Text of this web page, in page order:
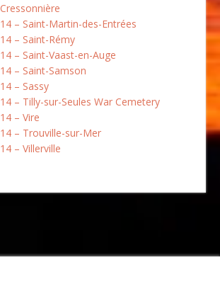
Cressonnière
14 – Saint-Martin-des-Entrées
14 – Saint-Rémy
14 – Saint-Vaast-en-Auge
14 – Saint-Samson
14 – Sassy
14 – Tilly-sur-Seules War Cemetery
14 – Vire
14 – Trouville-sur-Mer
14 – Villerville